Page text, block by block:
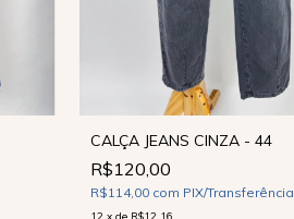
CALÇA JEANS CINZA - 44
R$120,00
R$114,00 com PIX/Transferência
12 x de R$12,16